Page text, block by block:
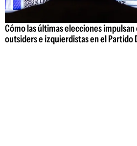
Cómo las últimas elecciones
outsiders e izquierdistas en el Partido